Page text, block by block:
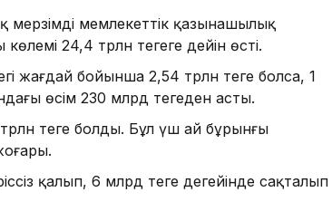
мерзімді мемлекеттік қазынашылық
24,4 трлн теңгеге дейін өсті.
жағдай бойынша 2,54 трлн теңге болса, 1
өсім 230 млрд теңгеден асты.
теңге болды. Бұл үш ай бұрынғы
қалып, 6 млрд теңге деңгейінде сақталып